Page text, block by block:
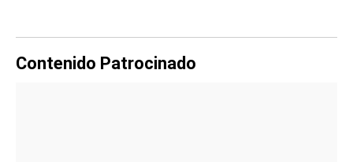
Contenido Patrocinado